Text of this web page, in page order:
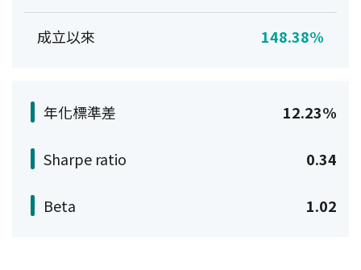
成立以來 148.38%
年化標準差 12.23%
Sharpe ratio 0.34
Beta 1.02